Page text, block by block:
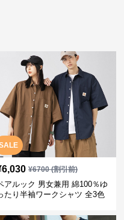
6,030 ¥6700(割引前)
アルック 男女兼用 綿100％ゆ
たり半袖ワークシャツ 全3色